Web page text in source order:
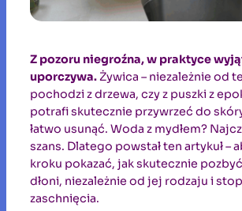
Z pozoru niegroźna, w praktyce
uporczywa.Żywica – niezależnie od
pochodzi z drzewa, czy z puszki z
potrafi skutecznie przywrzeć do
łatwo usunąć. Woda z mydłem?
szans. Dlatego powstał ten artykuł –
kroku pokazać, jak skutecznie
dłoni, niezależnie od jej rodzaju i
zaschnięcia.